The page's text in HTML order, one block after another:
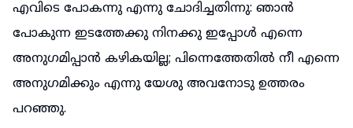
എവിടെ പോകന്നു എന്നു ചോദിച്ചതിന്നു: ഞാൻ
പോകുന്ന ഇടത്തേക്കു നിനക്കു ഇപ്പോൾ എന്നെ
അനുഗമിപ്പാൻ കഴികയില്ല; പിന്നെത്തേതിൽ നീ എന്നെ
അനുഗമിക്കും എന്നു യേശു അവനോടു ഉത്തരം
പറഞ്ഞു.